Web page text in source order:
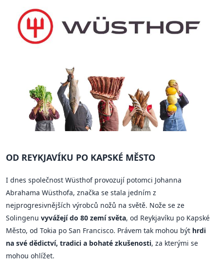
OD REYKJAVÍKU PO KAPSKÉ MĚSTO
I dnes společnost Wüsthof provozují potomci Johanna
Abrahama Wüsthofa, značka se stala jedním z
nejprogresivnějších výrobců nožů na světě. Nože se ze
Solingenu vyvážejí do 80 zemí světa, od Reykjavíku po Kapské
Město, od Tokia po San Francisco. Právem tak mohou být hrdi
na své dědictví, tradici a bohaté zkušenosti, za kterými se
mohou ohlížet.